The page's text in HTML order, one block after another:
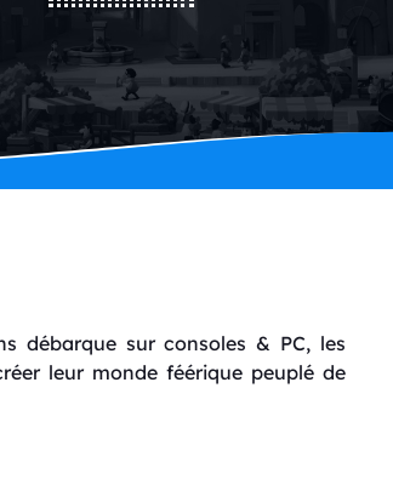
débarque sur consoles & PC, les
leur monde féérique peuplé de